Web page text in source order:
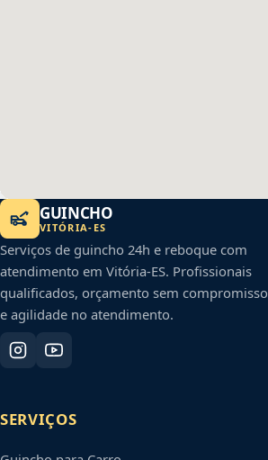
GUINCHO
VITÓRIA- ES
Serviços de guincho 24h e reboque com
atendimento em Vitória-ES. Profissionais
qualificados, orçamento sem compromisso
e agilidade no atendimento.
SERVIÇOS